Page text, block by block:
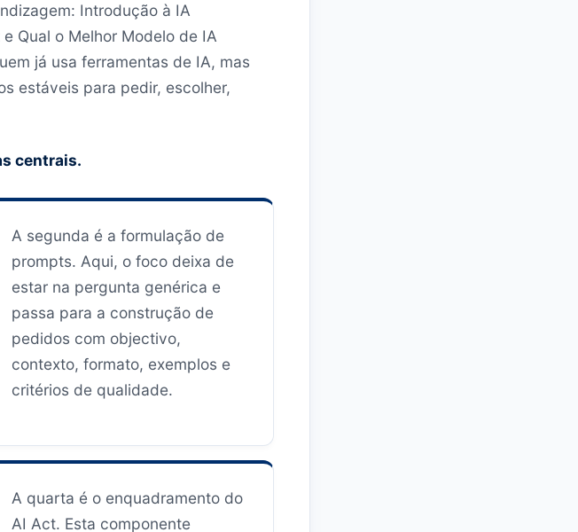
Introdução à IA
Qual o Melhor Modelo de IA
já usa ferramentas de IA, mas
estáveis para pedir, escolher,
centrais.
A segunda é a formulação de
prompts. Aqui, o foco deixa de
estar na pergunta genérica e
passa para a construção de
pedidos com objectivo,
contexto, formato, exemplos e
critérios de qualidade.
A quarta é o enquadramento do
AI Act. Esta componente